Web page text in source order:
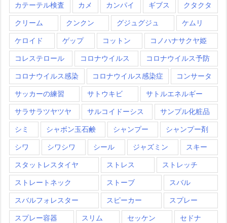
カテーテル検査 カメ カンパイ ギブス クタクタ
クリーム クンクン グジュグジュ ケムリ
ケロイド ゲップ コットン コノハナサクヤ姫
コレステロール コロナウイルス コロナウイルス予防
コロナウイルス感染 コロナウイルス感染症 コンサータ
サッカーの練習 サトウキビ サトルエネルギー
サラサラツヤツヤ サルコイドーシス サンプル化粧品
シミ シャボン玉石鹸 シャンプー シャンプー剤
シワ シワシワ シール ジャズミン スキー
スタットレスタイヤ ストレス ストレッチ
ストレートネック ストーブ スバル
スバルフォレスター スピーカー スプレー
スプレー容器 スリム セッケン セドナ